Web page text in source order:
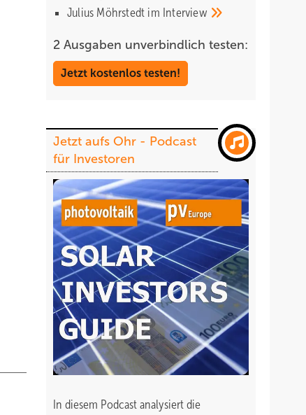
Julius Möhrstedt im Interview
2 Ausgaben unverbindlich testen:
Jetzt kostenlos testen!
Jetzt aufs Ohr - Podcast
für Investoren
In diesem Podcast analysiert die